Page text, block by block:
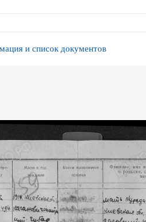
и список документов